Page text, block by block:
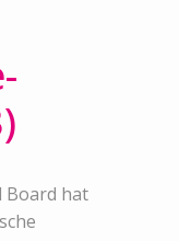
Board hat